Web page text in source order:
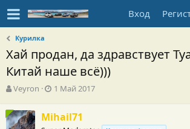
Вход
Курилка
Хай продан, да здравствует
Китай наше всё)))
А
т
о
Veyron
Д
а
1 Май 2017
Mihail71